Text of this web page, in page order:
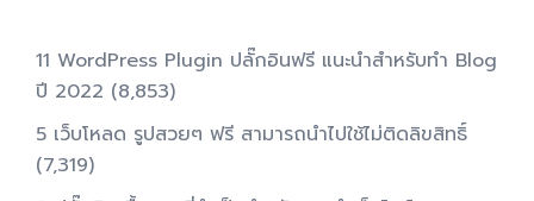
11 WordPress Plugin ปลั๊กอินฟรี แนะนำสำหรับทำ Blog
ปี 2022 (8,853)
5 เว็บโหลด รูปสวยๆ ฟรี สามารถนำไปใช้ไม่ติดลิขสิทธิ์
(7,319)